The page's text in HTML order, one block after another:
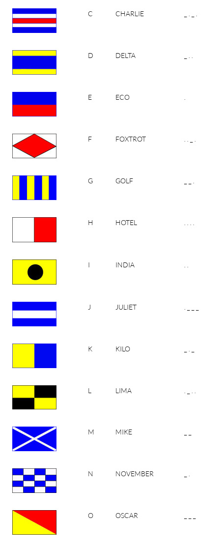
C CHARLIE
D DELTA
E ECO
F FOXTROT
G GOLF
H HOTEL
I INDIA
J JULIET
K KILO
L LIMA
M MIKE
N NOVEMBER
O OSCAR